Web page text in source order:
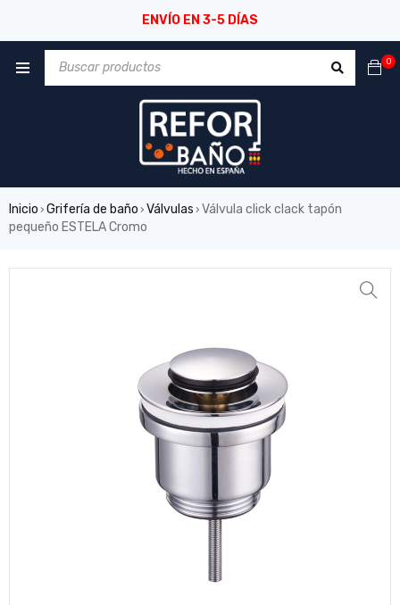
ENVÍO EN 3-5 DÍAS
0
Inicio › Grifería de baño › Válvulas › Válvula click clack tapón
pequeño ESTELA Cromo